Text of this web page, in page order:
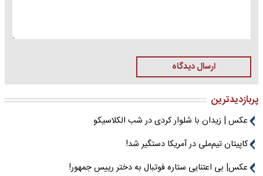
ارسال دیدگاه
پربازدیدترین
عکس | زیدان با شلوار کردی در شب الکلاسیکو
کاپیتان تیم‌ملی در آمریکا دستگیر شد!
عکس| بی اعتنایی ستاره فوتبال به دختر رییس جمهور!